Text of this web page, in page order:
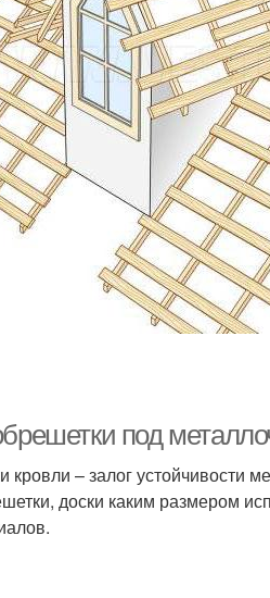
под
кровли – залог устойчивости
доски каким размером